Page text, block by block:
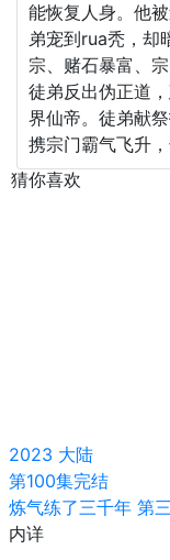
能恢复人身。他
弟宠到rua秃，却
宗、赌石暴富、
徒弟反出伪正道
界仙帝。徒弟献
携宗门霸气飞升
猜你喜欢
2023 大陆
第100集完结
炼气练了三千年 第
内详